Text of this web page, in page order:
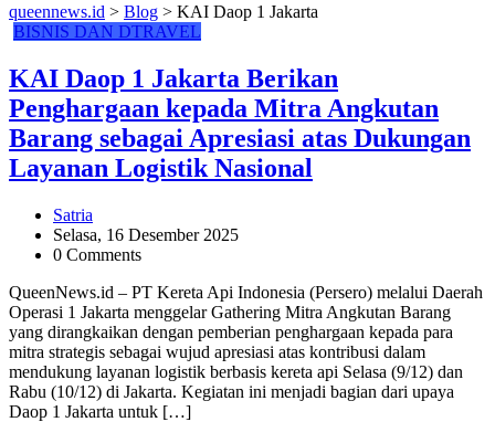
queennews.id > Blog > KAI Daop 1 Jakarta
BISNIS DAN DTRAVEL
KAI Daop 1 Jakarta Berikan
Penghargaan kepada Mitra Angkutan
Barang sebagai Apresiasi atas Dukungan
Layanan Logistik Nasional
Satria
Selasa, 16 Desember 2025
0 Comments
QueenNews.id – PT Kereta Api Indonesia (Persero) melalui Daerah
Operasi 1 Jakarta menggelar Gathering Mitra Angkutan Barang
yang dirangkaikan dengan pemberian penghargaan kepada para
mitra strategis sebagai wujud apresiasi atas kontribusi dalam
mendukung layanan logistik berbasis kereta api Selasa (9/12) dan
Rabu (10/12) di Jakarta. Kegiatan ini menjadi bagian dari upaya
Daop 1 Jakarta untuk […]